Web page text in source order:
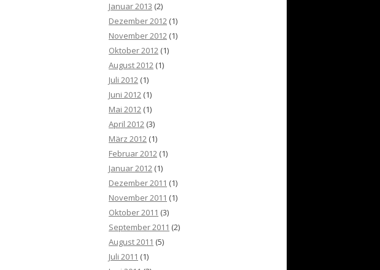
Januar 2013 (2)
Dezember 2012 (1)
November 2012 (1)
Oktober 2012 (1)
August 2012 (1)
Juli 2012 (1)
Juni 2012 (1)
Mai 2012 (1)
April 2012 (3)
März 2012 (1)
Februar 2012 (1)
Januar 2012 (1)
Dezember 2011 (1)
November 2011 (1)
Oktober 2011 (3)
September 2011 (2)
August 2011 (5)
Juli 2011 (1)